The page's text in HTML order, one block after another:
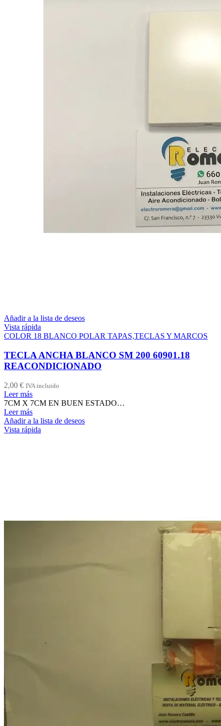
Añadir a la lista de deseos
Vista rápida
COLOR 18 BLANCO POLAR TAPAS,TECLAS Y MARCOS
TECLA ANCHA BLANCO SM 200 60901.18
REACONDICIONADO
2,00 € IVA incluido
Leer más
7CM X 7CM EN BUEN ESTADO…
Leer más
Añadir a la lista de deseos
Vista rápida